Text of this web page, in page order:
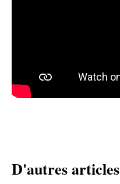
D'autres articles